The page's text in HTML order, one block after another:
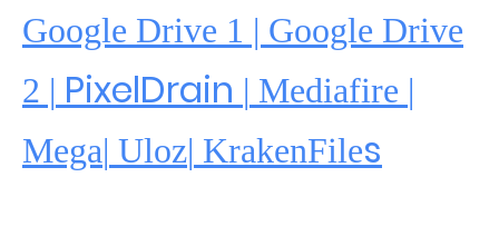
Google Drive 1 | Google Drive
2 | PixelDrain | Mediafire |
Mega| Uloz| KrakenFiles